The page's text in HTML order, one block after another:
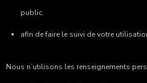
public.
afin de faire le suivi de votre
Nous n’utilisons les renseignements